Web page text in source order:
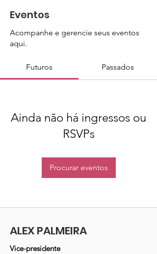
Eventos
Acompanhe e gerencie seus eventos
aqui.
Futuros Passados
Ainda não há ingressos ou
RSVPs
Procurar eventos
ALEX PALMEIRA
Vice-presidente